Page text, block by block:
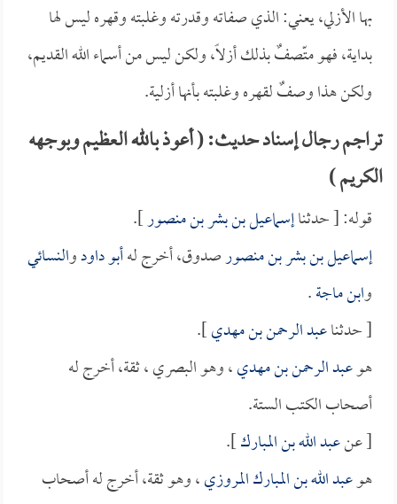
بها الأزلي، يعني: الذي صفاته وقدرته وغلبته وقهره ليس لها
بداية، فهو متّصفٌ بذلك أزلاً، ولكن ليس من أسماء الله القديم،
ولكن هذا وصفٌ لقهره وغلبته بأنها أزلية.
تراجم رجال إسناد حديث: ( أعوذ بالله العظيم وبوجهه
الكريم )
قوله: [ حدثناإسماعيل بن بشر بن منصور].
إسماعيل بن بشر بن منصورصدوق، أخرج لهأبو داودوالنسائي
وابن ماجة.
[ حدثناعبد الرحمن بن مهدي].
هوعبد الرحمن بن مهدي، وهو البصري ، ثقة، أخرج له
أصحاب الكتب الستة.
[ عنعبد الله بن المبارك].
هوعبد الله بن المبارك المروزي، وهو ثقة، أخرج له أصحاب